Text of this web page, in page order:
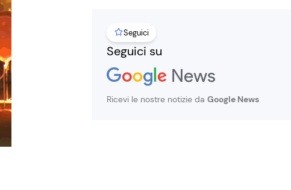
Seguici
Seguici su
Ricevi le nostre notizie da Google News